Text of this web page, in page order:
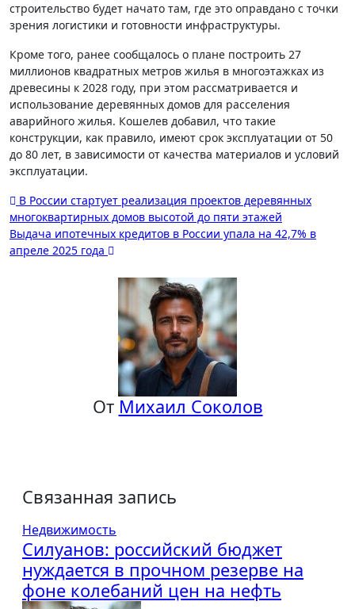
строительство будет начато там, где это оправдано с точки
зрения логистики и готовности инфраструктуры.
Кроме того, ранее сообщалось о плане построить 27
миллионов квадратных метров жилья в многоэтажках из
древесины к 2028 году, при этом рассматривается и
использование деревянных домов для расселения
аварийного жилья. Кошелев добавил, что такие
конструкции, как правило, имеют срок эксплуатации от 50
до 80 лет, в зависимости от качества материалов и условий
эксплуатации.
Навигация
по
записям
В России стартует реализация проектов деревянных
многоквартирных домов высотой до пяти этажей
Выдача ипотечных кредитов в России упала на 42,7% в
апреле 2025 года
От Михаил Соколов
Связанная запись
Недвижимость
Силуанов: российский бюджет
нуждается в прочном резерве на
фоне колебаний цен на нефть